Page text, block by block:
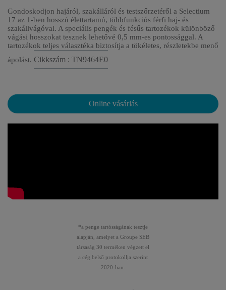
Gondoskodjon hajáról, szakálláról és testszőrzetéről a Selectium
17 az 1-ben hosszú élettartamú, többfunkciós férfi haj- és
szakállvágóval. A speciális pengék és fésűs tartozékok különböző
vágási hosszokat tesznek lehetővé 0,5 mm-es pontossággal. A
tartozékok teljes választéka biztosítja a tökéletes, részletekbe menő
ápolást. Cikkszám : TN9464E0
Online vásárlás
*a penge tartósságának tesztje
alapján, amelyet a Groupe SEB
társaság 30 terméken végzett el
a cég belső protokollja szerint
2020-ban.